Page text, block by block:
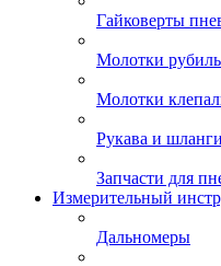
Гайковерты
Молотки
Молотки
Рукава и
Запчасти для
Измерительный
Дальномеры